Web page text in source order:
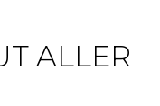
ALLER